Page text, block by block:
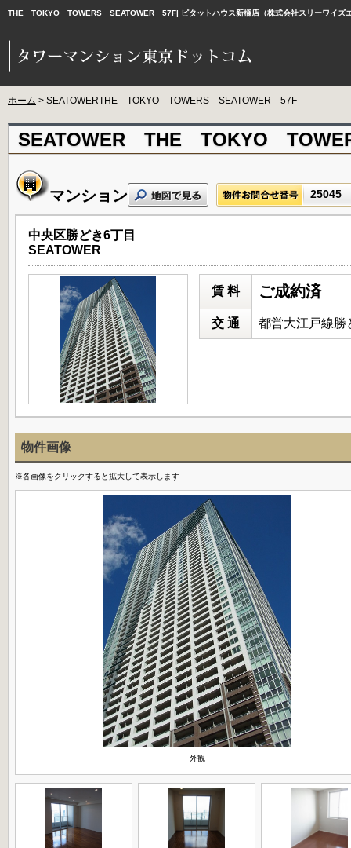
THE TOKYO TOWERS SEATOWER 57F| ピタットハウス新橋店（株式会社スリーワイズエ
ホーム > SEATOWERTHE TOKYO TOWERS SEATOWER 57F
SEATOWER THE TOKYO
マンション 25045
中央区勝どき6丁目
SEATOWER
賃 料 ご成約済
交 通 都営大江戸線勝
物件画像
※各画像をクリックすると拡大して表示します
外観